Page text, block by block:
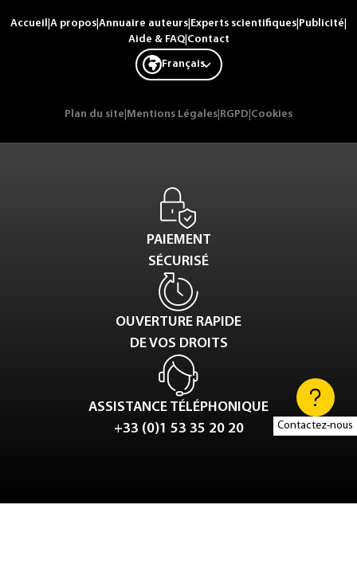
Contactez-nous
Accueil A propos Annuaire auteurs Experts scientifiques Publicité
Aide & FAQ| Contact
Français
Plan du site Mentions Légales RGPD Cookies
PAIEMENT
SÉCURISÉ
OUVERTURE RAPIDE
DE VOS DROITS
ASSISTANCE TÉLÉPHONIQUE
+33 (0)1 53 35 20 20